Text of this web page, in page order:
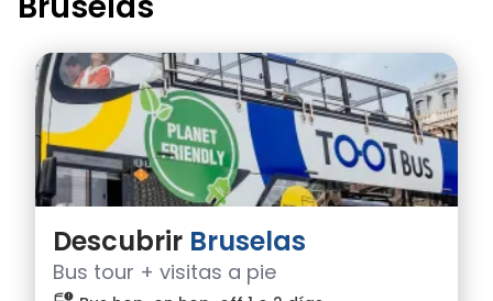
Descubrir Bruselas
Bus tour + visitas a pie